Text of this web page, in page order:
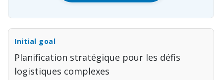
Planification stratégique pour les défis
logistiques complexes